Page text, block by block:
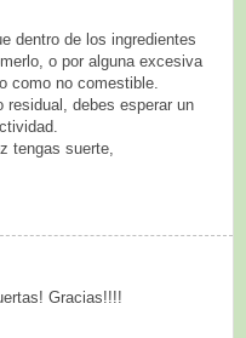
dentro de los ingredientes
o por alguna excesiva
como no comestible.
debes esperar un
tengas suerte,
Gracias!!!!